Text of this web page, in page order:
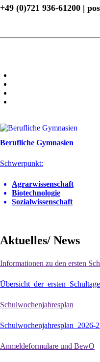
+49 (0)721 936-61200 |
Berufliche Gymnasien
Schwerpunkt:
Agrarwissenschaft
Biotechnologie
Sozialwissenschaft
Aktuelles/ News
Informationen zu den ersten
Schulwochenjahresplan
Schulwochenjahresplan_2026-
Anmeldeformulare und BewO